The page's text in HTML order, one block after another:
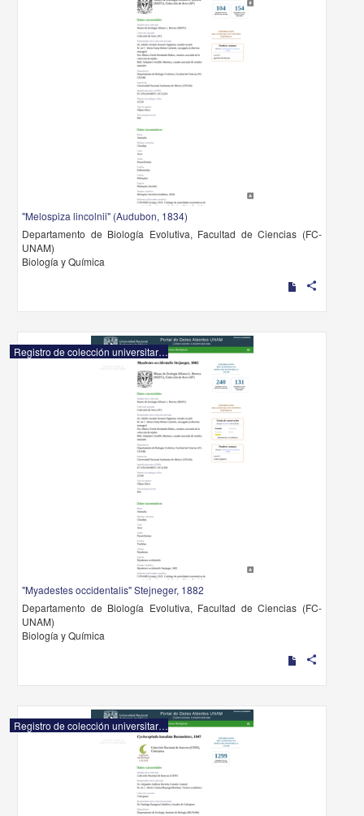
"Melospiza lincolnii" (Audubon, 1834)
Departamento de Biología Evolutiva, Facultad de Ciencias (FC-
UNAM)
Biología y Química
share
Registro de colección universitaria
"Myadestes occidentalis" Stejneger, 1882
Departamento de Biología Evolutiva, Facultad de Ciencias (FC-
UNAM)
Biología y Química
share
Registro de colección universitaria